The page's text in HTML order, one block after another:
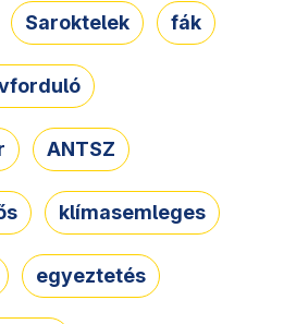
Saroktelek fák
ANTSZ
klímasemleges
egyeztetés